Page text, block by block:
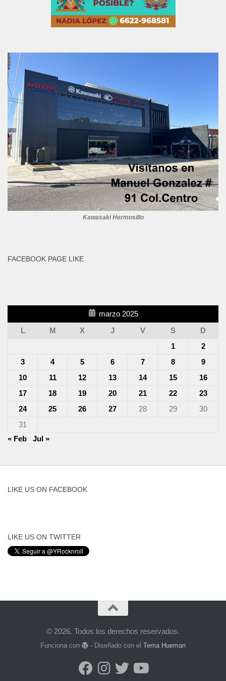
Kawasaki Hermosillo
FACEBOOK PAGE LIKE
marzo 2025
L
M X J V S
D
1
2
3
4 5 6 7 8
9
10
11 12 13 14 15
16
17
18 19 20 21 22
23
24
25 26 27 28 29
30
31
« Feb
Jul »
LIKE US ON FACEBOOK
LIKE US ON TWITTER
© 2026. Todos los derechos reservados.
Funciona con - Diseñado con elTema Hueman